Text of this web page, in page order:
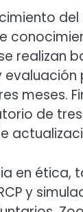
realizan
meses.
de
en
y